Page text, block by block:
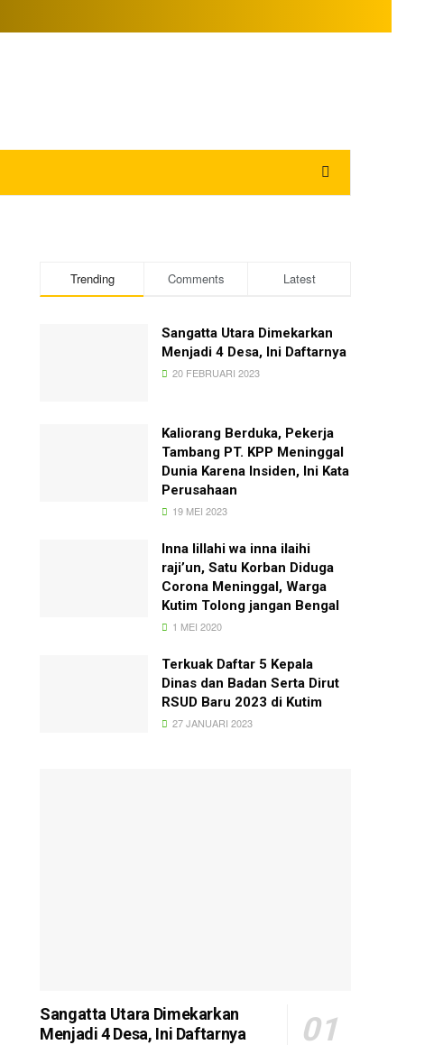
Trending Comments Latest
Sangatta Utara Dimekarkan
Menjadi 4 Desa, Ini Daftarnya
20 FEBRUARI 2023
Kaliorang Berduka, Pekerja
Tambang PT. KPP Meninggal
Dunia Karena Insiden, Ini Kata
Perusahaan
19 MEI 2023
Inna lillahi wa inna ilaihi
raji’un, Satu Korban Diduga
Corona Meninggal, Warga
Kutim Tolong jangan Bengal
1 MEI 2020
Terkuak Daftar 5 Kepala
Dinas dan Badan Serta Dirut
RSUD Baru 2023 di Kutim
27 JANUARI 2023
Sangatta Utara Dimekarkan
Menjadi 4 Desa, Ini Daftarnya